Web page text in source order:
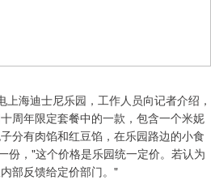
海迪士尼乐园，工作人员向记者介绍，
周年限定套餐中的一款，包含一个米妮
分有肉馅和红豆馅，在乐园路边的小食
份，"这个价格是乐园统一定价。若认为
部反馈给定价部门。"